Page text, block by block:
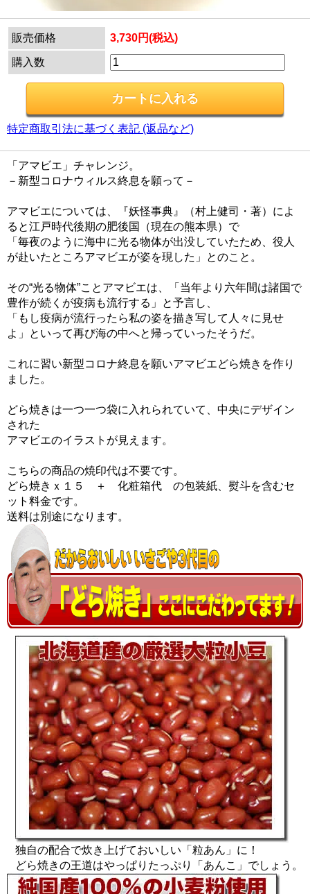
販売価格 3,730円(税込)
購入数
特定商取引法に基づく表記 (返品など)
「アマビエ」チャレンジ。
－新型コロナウィルス終息を願って－
アマビエについては、『妖怪事典』（村上健司・著）によ
ると江戸時代後期の肥後国（現在の熊本県）で
「毎夜のように海中に光る物体が出没していたため、役人
が赴いたところアマビエが姿を現した」とのこと。
その“光る物体”ことアマビエは、「当年より六年間は諸国で
豊作が続くが疫病も流行する」と予言し、
「もし疫病が流行ったら私の姿を描き写して人々に見せ
よ」といって再び海の中へと帰っていったそうだ。
これに習い新型コロナ終息を願いアマビエどら焼きを作り
ました。
どら焼きは一つ一つ袋に入れられていて、中央にデザイン
された
アマビエのイラストが見えます。
こちらの商品の焼印代は不要です。
どら焼きｘ１５ ＋ 化粧箱代 の包装紙、熨斗を含むセ
ット料金です。
送料は別途になります。
独自の配合で炊き上げておいしい「粒あん」に！
どら焼きの王道はやっぱりたっぷり「あんこ」でしょう。